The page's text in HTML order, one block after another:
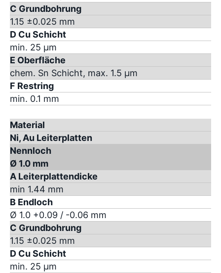
C Grundbohrung
1.15 ±0.025 mm
D Cu Schicht
min. 25 µm
E Oberfläche
chem. Sn Schicht, max. 1.5 µm
F Restring
min. 0.1 mm
Material
Ni, Au Leiterplatten
Nennloch
Ø 1.0 mm
A Leiterplattendicke
min 1.44 mm
B Endloch
Ø 1.0 +0.09 / -0.06 mm
C Grundbohrung
1.15 ±0.025 mm
D Cu Schicht
min. 25 µm